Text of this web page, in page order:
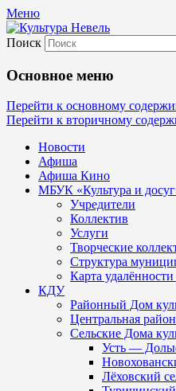
Меню
Культура
МБУК Невельского
и досуг"
Поиск
Основное меню
Перейти к основному
Перейти к вторичному
Новости
Афиша
Афиша Кино
МБУК «Культура и
Учредители
Коллектив
Услуги
Творческие
Структура
Карта
КДУ
Районный Дом
Центральная
Сельские Дома
Усть —
Лёховский